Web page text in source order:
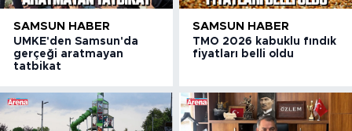
SAMSUN HABER
UMKE'den Samsun'da
gerçeği aratmayan
tatbikat
SAMSUN HABER
TMO 2026 kabuklu fındık
fiyatları belli oldu